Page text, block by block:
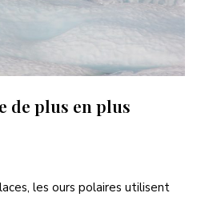
de plus en plus
les ours polaires utilisent